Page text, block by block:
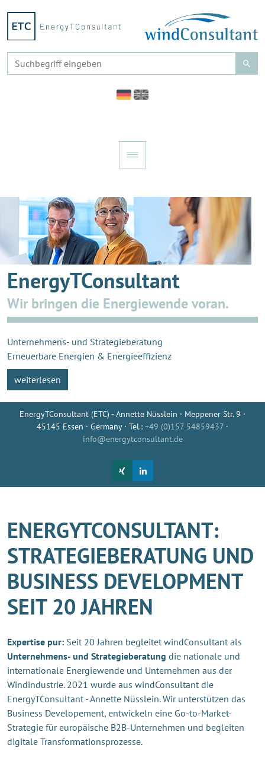
EnergyTConsultant
Wir bringen die Energiewende voran.
Unternehmens- und Strategieberatung
Erneuerbare Energien & Energieeffizienz
weiterlesen
EnergyTConsultant (ETC) - Annette Nüsslein · Meppener Str. 9 ·
45145 Essen · Germany · Tel.: +49 (0)157 54859437 ·
info@energytconsultant.de
ENERGYTCONSULTANT:
STRATEGIEBERATUNG UND
BUSINESS DEVELOPMENT
SEIT 20 JAHREN
Expertise pur: Seit 20 Jahren begleitet windConsultant als
Unternehmens- und Strategieberatung die nationale und
internationale Energiewende und Unternehmen aus der
Windindustrie. 2021 wurde aus windConsultant die
EnergyTConsultant - Annette Nüsslein. Wir unterstützen das
Business Developement, entwickeln eine Go-to-Market-
Strategie für europäische B2B-Unternehmen und begleiten
digitale Transformationsprozesse.